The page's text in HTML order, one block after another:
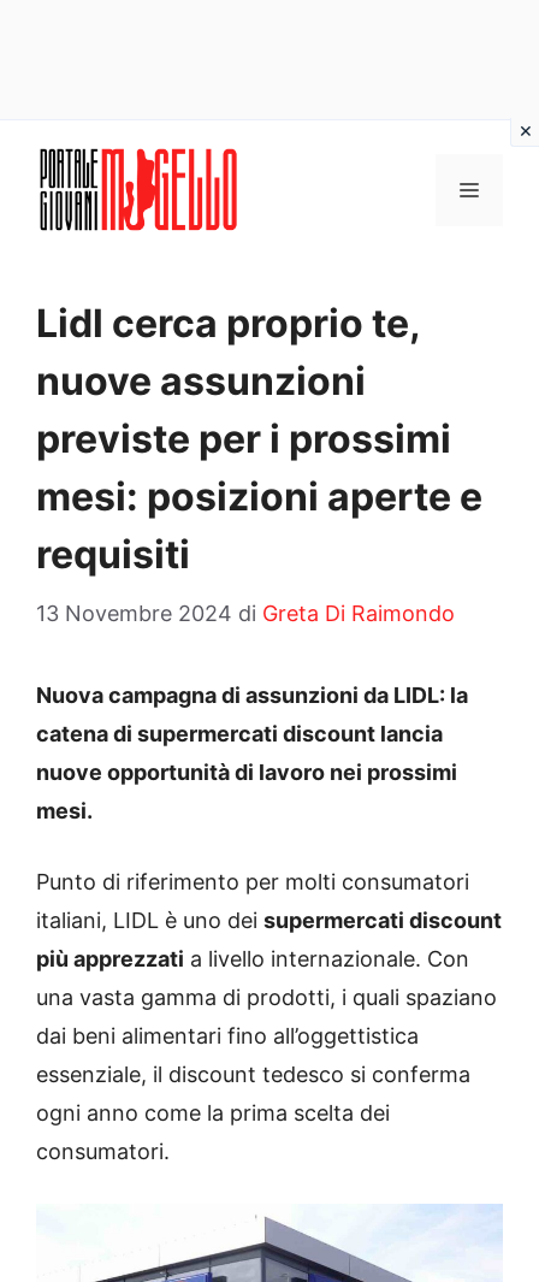
contenuto
MENU
Lidl cerca proprio te,
nuove assunzioni
previste per i prossimi
mesi: posizioni aperte e
requisiti
13 Novembre 2024 di Greta Di Raimondo
Nuova campagna di assunzioni da LIDL: la
catena di supermercati discount lancia
nuove opportunità di lavoro nei prossimi
mesi.
Punto di riferimento per molti consumatori
italiani, LIDL è uno dei supermercati discount
più apprezzati a livello internazionale. Con
una vasta gamma di prodotti, i quali spaziano
dai beni alimentari fino all’oggettistica
essenziale, il discount tedesco si conferma
ogni anno come la prima scelta dei
consumatori.